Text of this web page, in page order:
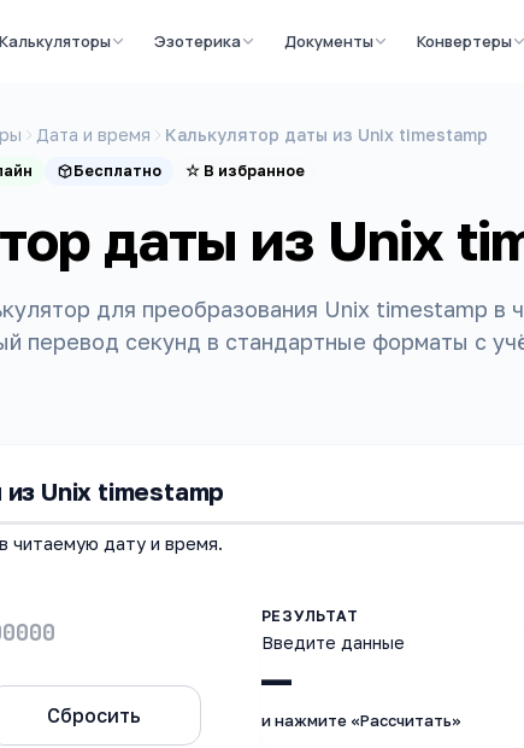
Калькуляторы Эзотерика Документы Конвертеры
Дата и время Калькулятор даты из Unix timestamp
Бесплатно ☆ В избранное
даты из Unix
для преобразования Unix timestamp в
перевод секунд в стандартные форматы с
Unix timestamp
читаемую дату и время.
Сбросить —
Введите данные
и нажмите «Рассчитать»